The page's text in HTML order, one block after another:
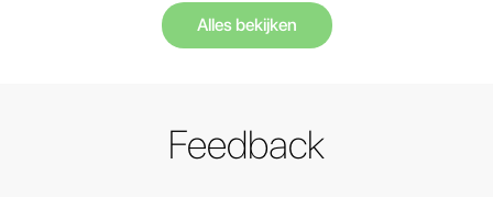
Alles bekijken
Feedback